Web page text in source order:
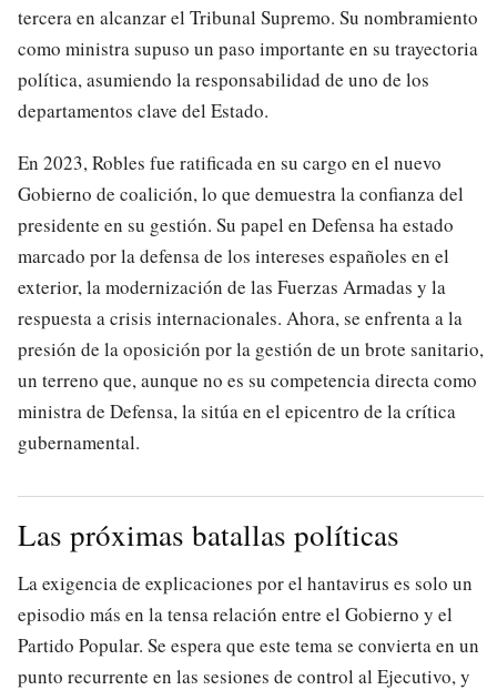
tercera en alcanzar el Tribunal Supremo. Su nombramiento
como ministra supuso un paso importante en su trayectoria
política, asumiendo la responsabilidad de uno de los
departamentos clave del Estado.
En 2023, Robles fue ratificada en su cargo en el nuevo
Gobierno de coalición, lo que demuestra la confianza del
presidente en su gestión. Su papel en Defensa ha estado
marcado por la defensa de los intereses españoles en el
exterior, la modernización de las Fuerzas Armadas y la
respuesta a crisis internacionales. Ahora, se enfrenta a la
presión de la oposición por la gestión de un brote sanitario,
un terreno que, aunque no es su competencia directa como
ministra de Defensa, la sitúa en el epicentro de la crítica
gubernamental.
Las próximas batallas políticas
La exigencia de explicaciones por el hantavirus es solo un
episodio más en la tensa relación entre el Gobierno y el
Partido Popular. Se espera que este tema se convierta en un
punto recurrente en las sesiones de control al Ejecutivo, y